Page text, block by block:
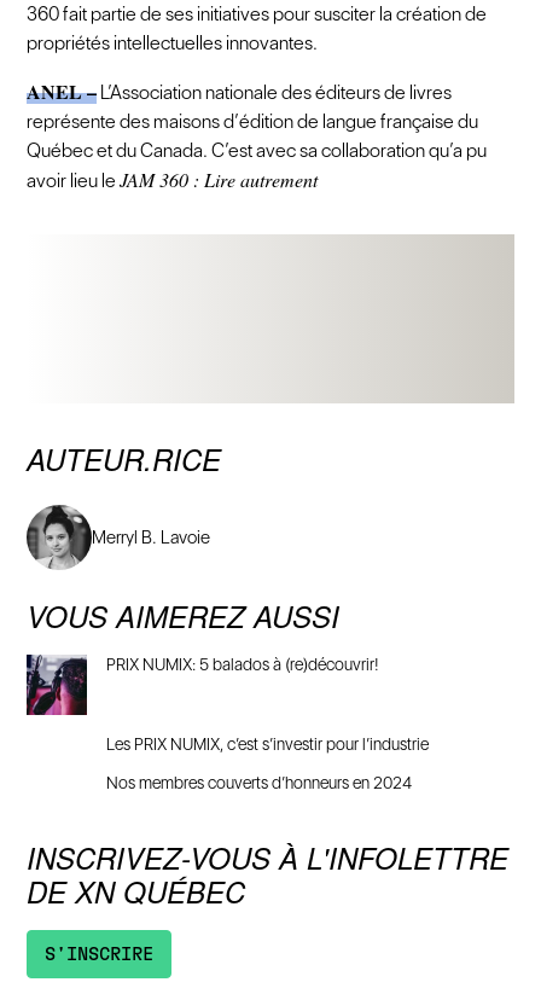
360 fait partie de ses initiatives pour susciter la création de
propriétés intellectuelles innovantes.
ANEL – L’Association nationale des éditeurs de livres
représente des maisons d’édition de langue française du
Québec et du Canada. C’est avec sa collaboration qu’a pu
avoir lieu leJAM 360 : Lire autrement
AUTEUR.RICE
Merryl B. Lavoie
VOUS AIMEREZ AUSSI
PRIX NUMIX: 5 balados à (re)découvrir!
Les PRIX NUMIX, c’est s’investir pour l’industrie
Nos membres couverts d’honneurs en 2024
INSCRIVEZ-VOUS À L'INFOLETTRE
DE XN QUÉBEC
S'INSCRIRE